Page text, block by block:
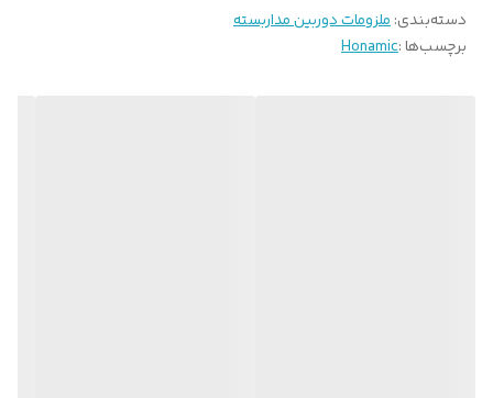
دسته‌بندی:ملزومات دوربین مداربسته
برچسب‌ها :Honamic